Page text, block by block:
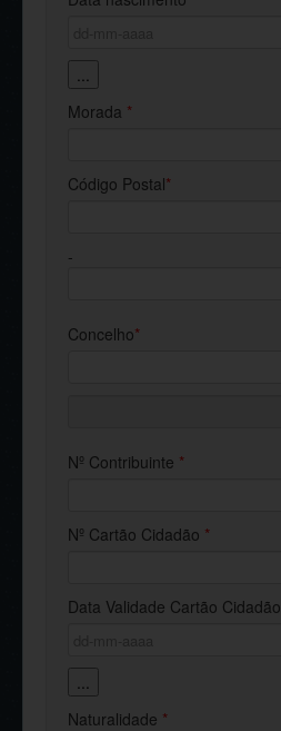
...
Morada *
Código Postal*
-
Concelho*
Nº Contribuinte *
Nº Cartão Cidadão *
Data Validade Cartão Cidadão
...
Naturalidade *